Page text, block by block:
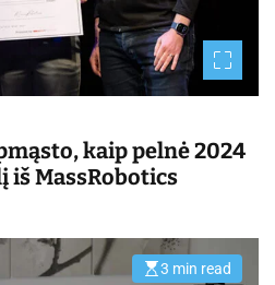
d
t
i
m
e
kaip pelnė 2024
iš MassRobotics
E
3 min read